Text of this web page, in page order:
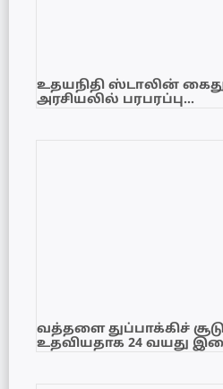
உதயநிதி ஸ்டாலின்
அரசியலில் பரபரப்பு…
வத்தளை துப்பாக்கிச்
உதவியதாக 24 வயது